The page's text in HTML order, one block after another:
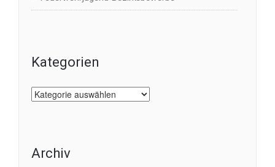
Kategorien
Kategorien
Archiv